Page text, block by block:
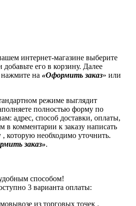
интернет-магазине выберите
его в корзину. Далее
на «Оформить заказ» или
режиме выглядит
полностью форму по
адрес, способ доставки, оплаты,
в комментарии к заказу написать
которую необходимо уточнить.
заказ».
способом!
3 варианта оплаты:
из торговых точек .